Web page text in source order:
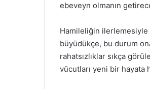
ebeveyn olmanın
Hamileliğin ilerlemesiyle
büyüdükçe, bu durum
rahatsızlıklar sıkça
vücutları yeni bir hayata